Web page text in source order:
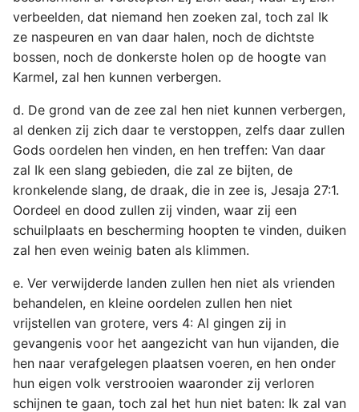
verbeelden, dat niemand hen zoeken zal, toch zal Ik
ze naspeuren en van daar halen, noch de dichtste
bossen, noch de donkerste holen op de hoogte van
Karmel, zal hen kunnen verbergen.
d. De grond van de zee zal hen niet kunnen verbergen,
al denken zij zich daar te verstoppen, zelfs daar zullen
Gods oordelen hen vinden, en hen treffen: Van daar
zal Ik een slang gebieden, die zal ze bijten, de
kronkelende slang, de draak, die in zee is, Jesaja 27:1.
Oordeel en dood zullen zij vinden, waar zij een
schuilplaats en bescherming hoopten te vinden, duiken
zal hen even weinig baten als klimmen.
e. Ver verwijderde landen zullen hen niet als vrienden
behandelen, en kleine oordelen zullen hen niet
vrijstellen van grotere, vers 4: Al gingen zij in
gevangenis voor het aangezicht van hun vijanden, die
hen naar verafgelegen plaatsen voeren, en hen onder
hun eigen volk verstrooien waaronder zij verloren
schijnen te gaan, toch zal het hun niet baten: Ik zal van